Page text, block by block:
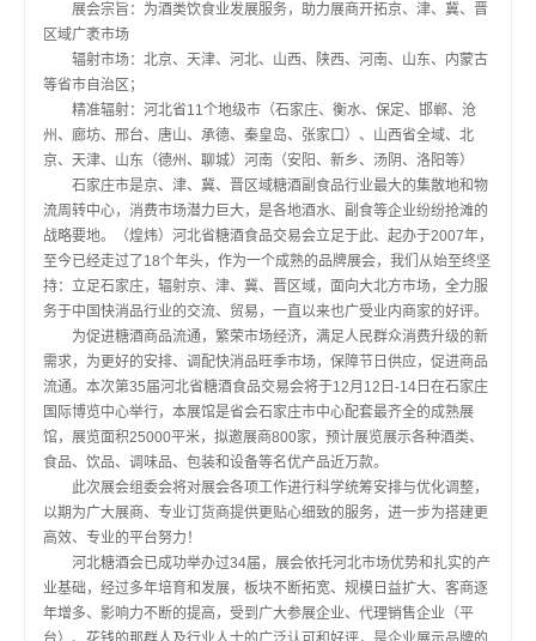
展会宗旨：为酒类饮食业发展服务，助力展商开拓京、津、冀、晋
区域广袤市场
辐射市场：北京、天津、河北、山西、陕西、河南、山东、内蒙古
等省市自治区；
精准辐射：河北省11个地级市（石家庄、衡水、保定、邯郸、沧
州、廊坊、邢台、唐山、承德、秦皇岛、张家口）、山西省全域、北
京、天津、山东（德州、聊城）河南（安阳、新乡、汤阴、洛阳等）
石家庄市是京、津、冀、晋区域糖酒副食品行业最大的集散地和物
流周转中心，消费市场潜力巨大，是各地酒水、副食等企业纷纷抢滩的
战略要地。（煌炜）河北省糖酒食品交易会立足于此、起办于2007年，
至今已经走过了18个年头，作为一个成熟的品牌展会，我们从始至终坚
持：立足石家庄，辐射京、津、冀、晋区域，面向大北方市场，全力服
务于中国快消品行业的交流、贸易，一直以来也广受业内商家的好评。
为促进糖酒商品流通，繁荣市场经济，满足人民群众消费升级的新
需求，为更好的安排、调配快消品旺季市场，保障节日供应，促进商品
流通。本次第35届河北省糖酒食品交易会将于12月12日-14日在石家庄
国际博览中心举行，本展馆是省会石家庄市中心配套最齐全的成熟展
馆，展览面积25000平米，拟邀展商800家，预计展览展示各种酒类、
食品、饮品、调味品、包装和设备等名优产品近万款。
此次展会组委会将对展会各项工作进行科学统筹安排与优化调整，
以期为广大展商、专业订货商提供更贴心细致的服务，进一步为搭建更
高效、专业的平台努力！
河北糖酒会已成功举办过34届，展会依托河北市场优势和扎实的产
业基础，经过多年培育和发展，板块不断拓宽、规模日益扩大、客商逐
年增多、影响力不断的提高，受到广大参展企业、代理销售企业（平